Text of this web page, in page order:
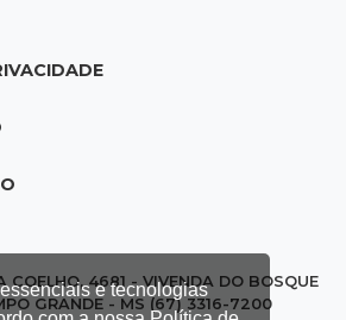
e tecnologias
funções
Sobá
Central, Riedel volta a
bicho no País
COELHO, 4681 - VIVENDA DO BOSQUE
GRANDE - MS (67) 3316-7200